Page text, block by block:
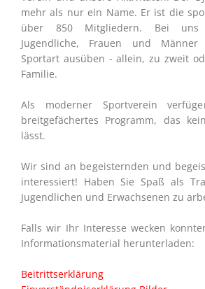
mehr als nur ein Name. Er ist die
über 850 Mitgliedern. Bei uns
Jugendliche, Frauen und
Sportart ausüben - allein, zu zweit
Familie.
Als moderner Sportverein
breitgefächertes Programm, das
lässt.
Wir sind an begeisternden und
interessiert! Haben Sie Spaß als
Jugendlichen und Erwachsenen zu
Falls wir Ihr Interesse wecken
Informationsmaterial herunterladen:
Beitrittserklärung